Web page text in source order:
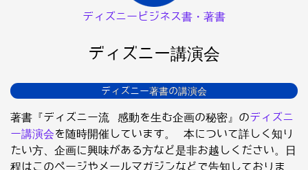
ディズニービジネス書・著書
ディズニー講演会
ディズニー著書の講演会
著書『ディズニー流 感動を生む企画の秘密』のディズニ
ー講演会を随時開催しています。 本について詳しく知り
たい方、企画に興味がある方など是非お越しください。日
程はこのページやメールマガジンなどで告知しておりま